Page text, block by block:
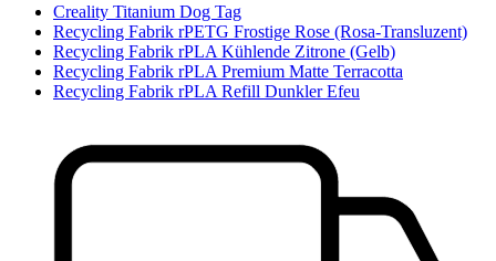
Creality Titanium Dog Tag
Recycling Fabrik rPETG Frostige Rose (Rosa-Transluzent)
Recycling Fabrik rPLA Kühlende Zitrone (Gelb)
Recycling Fabrik rPLA Premium Matte Terracotta
Recycling Fabrik rPLA Refill Dunkler Efeu